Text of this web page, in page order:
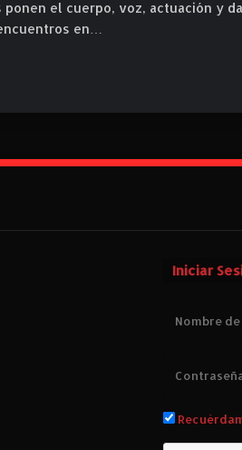
el cuerpo, voz, actuación y
en…
Iniciar